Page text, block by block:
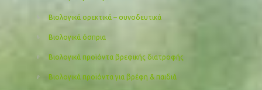
Βιολογικά ορεκτικά – συνοδευτικά
Βιολογικά όσπρια
Βιολογικά προϊόντα βρεφικής διατροφής
Βιολογικά προϊόντα για βρέφη & παιδιά